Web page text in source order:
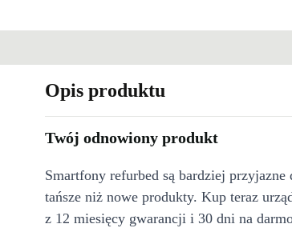
Opis produktu
Twój odnowiony produkt
Smartfony refurbed są bardziej
tańsze niż nowe produkty. Kup teraz
z 12 miesięcy gwarancji i 30 dni na